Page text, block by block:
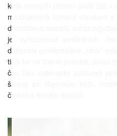
kolik cenných plemen ještě žije
mezinárodně uznaný standard
donedávna neměla ani ta
je vymoženost posledních
dokonale prošlechtěné „ráce"
tisíc let ve stejné podobě, jakou
čau čau, pekingský palácový
šarpej se zbytnělou kůží,
čivava a mnoho dalších.